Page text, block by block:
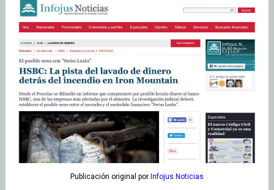
Publicación original por Infojus Noticias